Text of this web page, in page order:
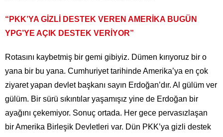
“PKK’YA GİZLİ DESTEK VEREN AMERİKA BUGÜN
YPG’YE AÇIK DESTEK VERİYOR”
Rotasını kaybetmiş bir gemi gibiyiz. Dümen kırıyoruz bir o
yana bir bu yana. Cumhuriyet tarihinde Amerika’ya en çok
ziyaret yapan devlet başkanı sayın Erdoğan’dır. Al gülüm ver
gülüm. Bir sürü sıkıntılar yaşamışız yine de Erdoğan bir
ayağını çekemiyor. Sonuç ortada. Her gece pervasızlaşan
bir Amerika Birleşik Devletleri var. Dün PKK’ya gizli destek